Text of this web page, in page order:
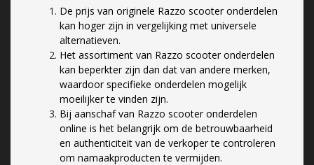
De prijs van originele Razzo scooter onderdelen
kan hoger zijn in vergelijking met universele
alternatieven.
Het assortiment van Razzo scooter onderdelen
kan beperkter zijn dan dat van andere merken,
waardoor specifieke onderdelen mogelijk
moeilijker te vinden zijn.
Bij aanschaf van Razzo scooter onderdelen
online is het belangrijk om de betrouwbaarheid
en authenticiteit van de verkoper te controleren
om namaakproducten te vermijden.